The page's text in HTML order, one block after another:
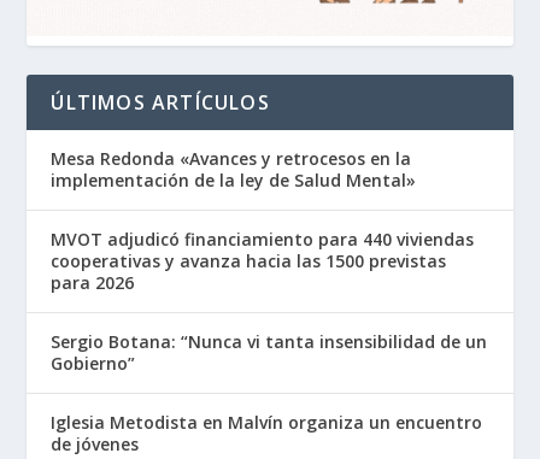
ÚLTIMOS ARTÍCULOS
Mesa Redonda «Avances y retrocesos en la
implementación de la ley de Salud Mental»
MVOT adjudicó financiamiento para 440 viviendas
cooperativas y avanza hacia las 1500 previstas
para 2026
Sergio Botana: “Nunca vi tanta insensibilidad de un
Gobierno”
Iglesia Metodista en Malvín organiza un encuentro
de jóvenes